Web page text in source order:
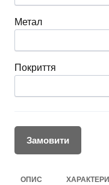
Метал
Покриття
Замовити
ОПИС